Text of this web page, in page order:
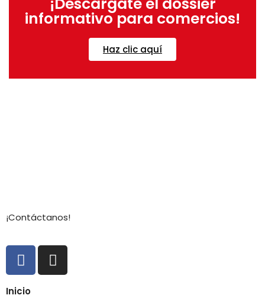
informativo para comercios!
Haz clic aquí
¡Contáctanos!
Inicio